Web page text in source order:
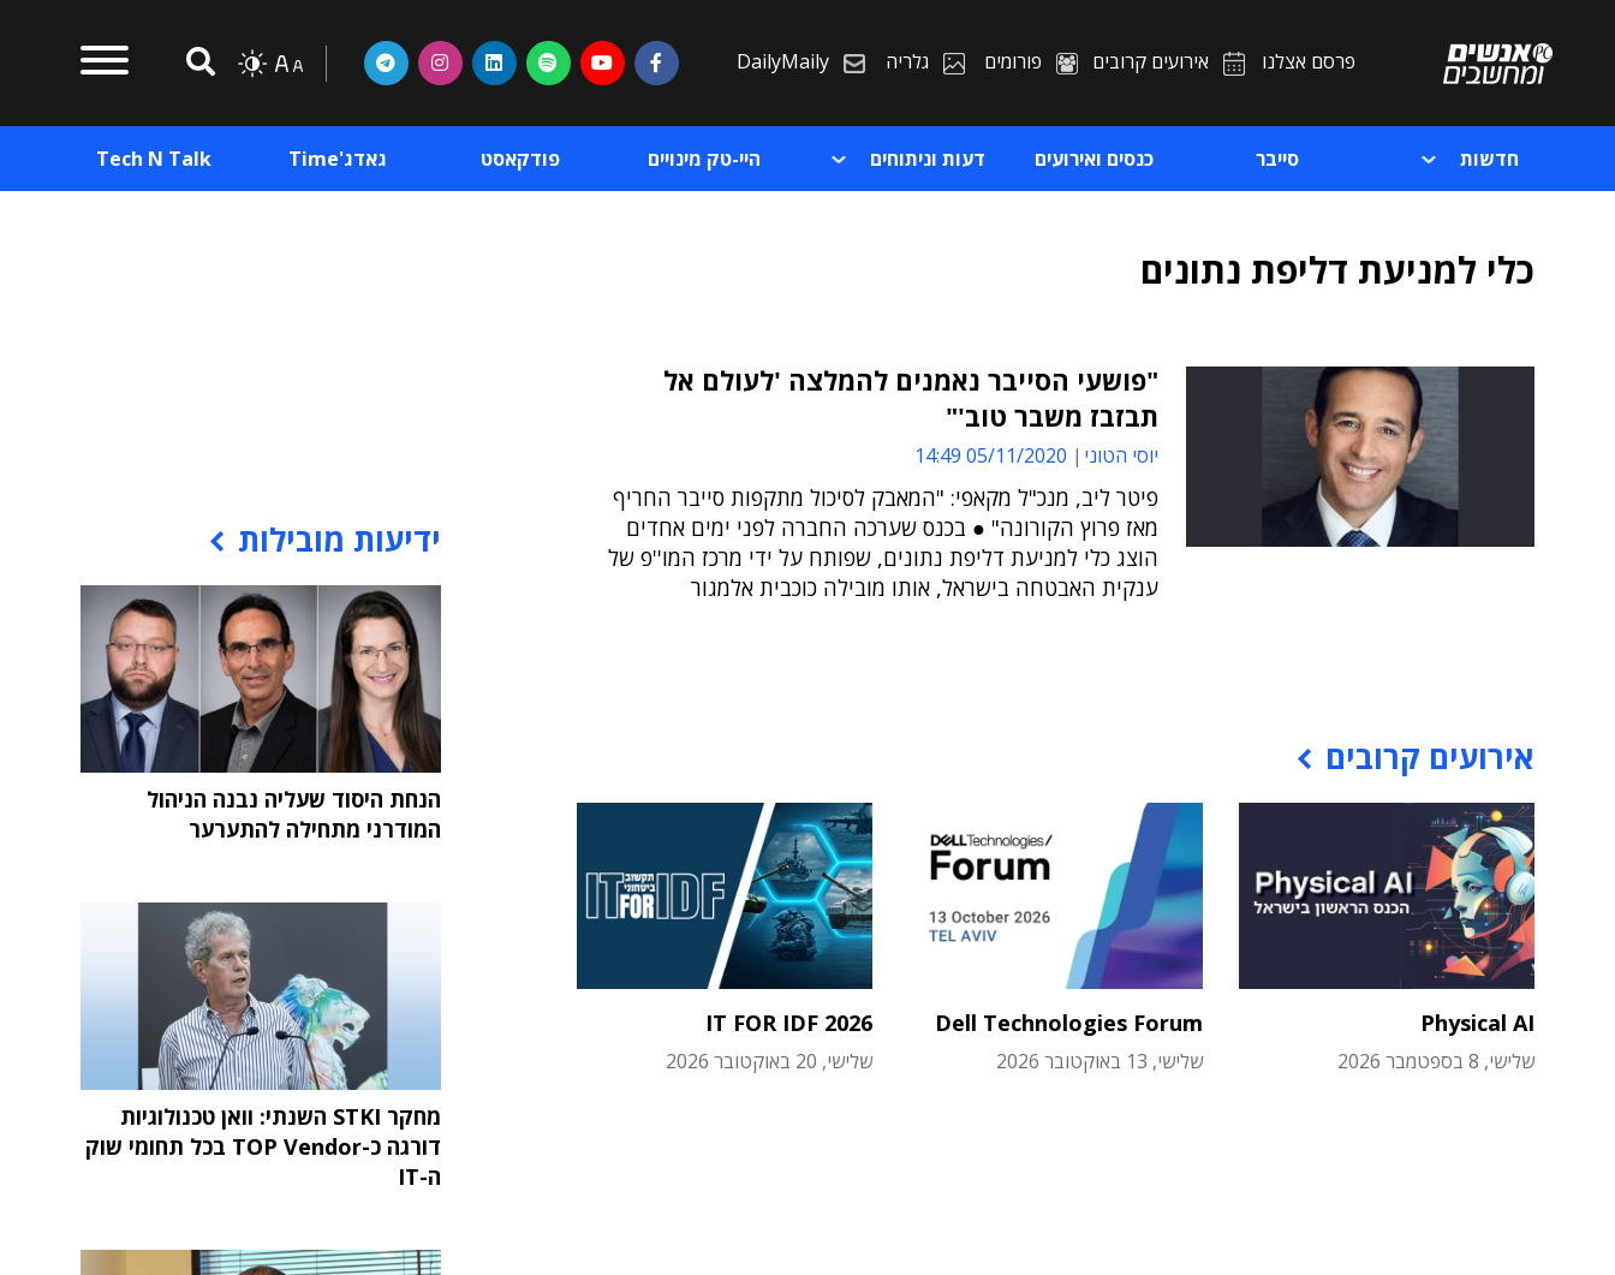
פרסם אצלנו אירועים קרובים פורומים גלריה DailyMaily
חדשות סייבר כנסים ואירועים דעות וניתוחים היי-טק מינויים פודקאסט גאדג'Time Tech N Talk
כלי למניעת דליפת נתונים
"פושעי הסייבר נאמנים להמלצה 'לעולם אל
תבזבז משבר טוב'"
יוסי הטוני 05/11/2020 14:49
פיטר ליב, מנכ"ל מקאפי: "המאבק לסיכול מתקפות סייבר החריף
מאז פרוץ הקורונה" ● בכנס שערכה החברה לפני ימים אחדים
הוצג כלי למניעת דליפת נתונים, שפותח על ידי מרכז המו''פ של
ענקית האבטחה בישראל, אותו מובילה כוכבית אלמגור
אירועים קרובים
Physical AI
שלישי, 8 בספטמבר 2026
Dell Technologies Forum
שלישי, 13 באוקטובר 2026
IT FOR IDF 2026
שלישי, 20 באוקטובר 2026
ידיעות מובילות
הנחת היסוד שעליה נבנה הניהול
המודרני מתחילה להתערער
מחקר STKI השנתי: וואן טכנולוגיות
דורגה כ-TOP Vendor בכל תחומי שוק
ה-IT